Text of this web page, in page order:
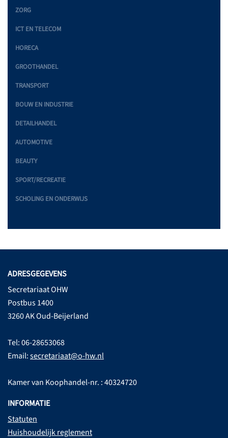
ZORG
ICT EN TELECOM
HORECA
GROOTHANDEL
TRANSPORT
BOUW EN INDUSTRIE
DETAILHANDEL
AUTOMOTIVE
BEAUTY
SPORT/RECREATIE
SCHOLING EN ONDERWIJS
ADRESGEGEVENS
Secretariaat OHW
Postbus 1400
3260 AK Oud-Beijerland
Tel: 06-28653068
Email:secretariaat@o-hw.nl
Kamer van Koophandel-nr. : 40324720
INFORMATIE
Statuten
Huishoudelijk reglement